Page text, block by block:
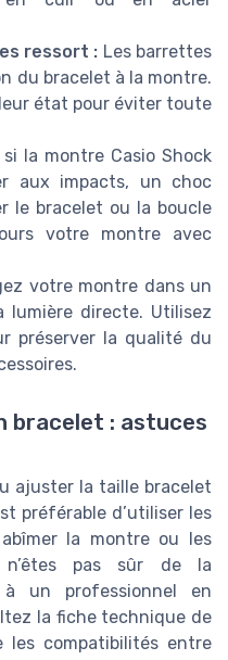
ressort : Les barrettes
du bracelet à la montre.
état pour éviter toute
la montre Casio Shock
aux impacts, un choc
le bracelet ou la boucle
votre montre avec
votre montre dans un
lumière directe. Utilisez
préserver la qualité du
bracelet : astuces
ajuster la taille bracelet
préférable d’utiliser les
la montre ou les
pas sûr de la
un professionnel en
la fiche technique de
les compatibilités entre